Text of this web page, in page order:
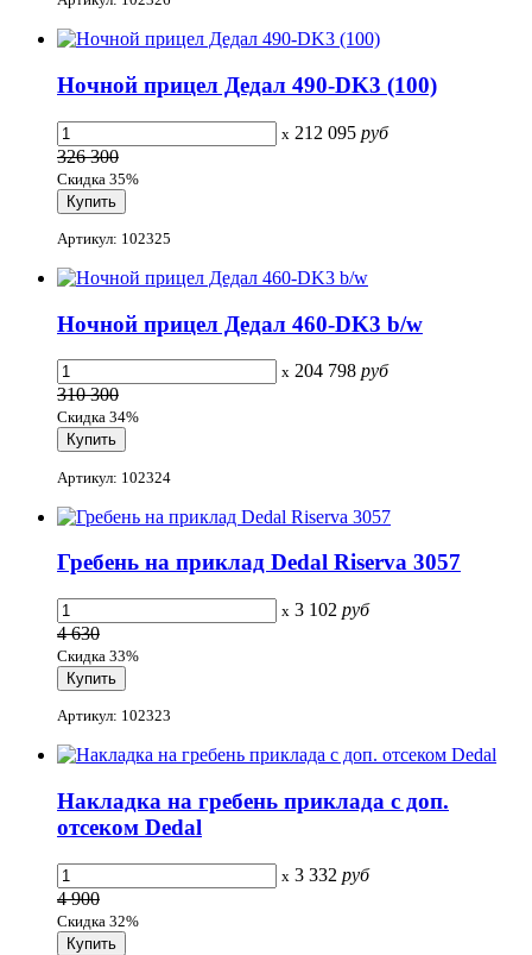
Ночной прицел Дедал 490-DK3 (100)
x 212 095 руб
326 300
Скидка 35%
Артикул: 102325
Ночной прицел Дедал 460-DK3 b/w
x 204 798 руб
310 300
Скидка 34%
Артикул: 102324
Гребень на приклад Dedal Riserva 3057
x 3 102 руб
4 630
Скидка 33%
Артикул: 102323
Накладка на гребень приклада с доп.
отсеком Dedal
x 3 332 руб
4 900
Скидка 32%